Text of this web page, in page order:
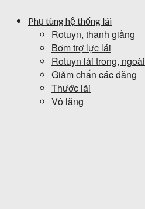
Phụ tùng hệ thống lái
Rotuyn, thanh giằng
Bơm trợ lực lái
Rotuyn lái trong, ngoài
Giảm chấn các đăng
Thước lái
Vô lăng